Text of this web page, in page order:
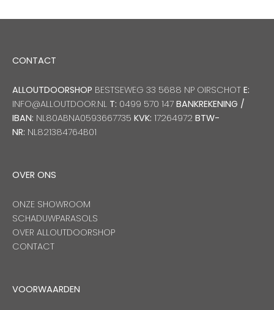
CONTACT
ALLOUTDOORSHOP BESTSEWEG 33 5688 NP OIRSCHOT E:
INFO@ALLOUTDOOR.NL T: 0499 570 147 BANKREKENING /
IBAN: NL80ABNA0593667735 KVK: 17264972 BTW-
NR: NL821384764B01
OVER ONS
ONZE SHOWROOM
SCHADUWPARASOLS
OVER ALLOUTDOORSHOP
CONTACT
VOORWAARDEN